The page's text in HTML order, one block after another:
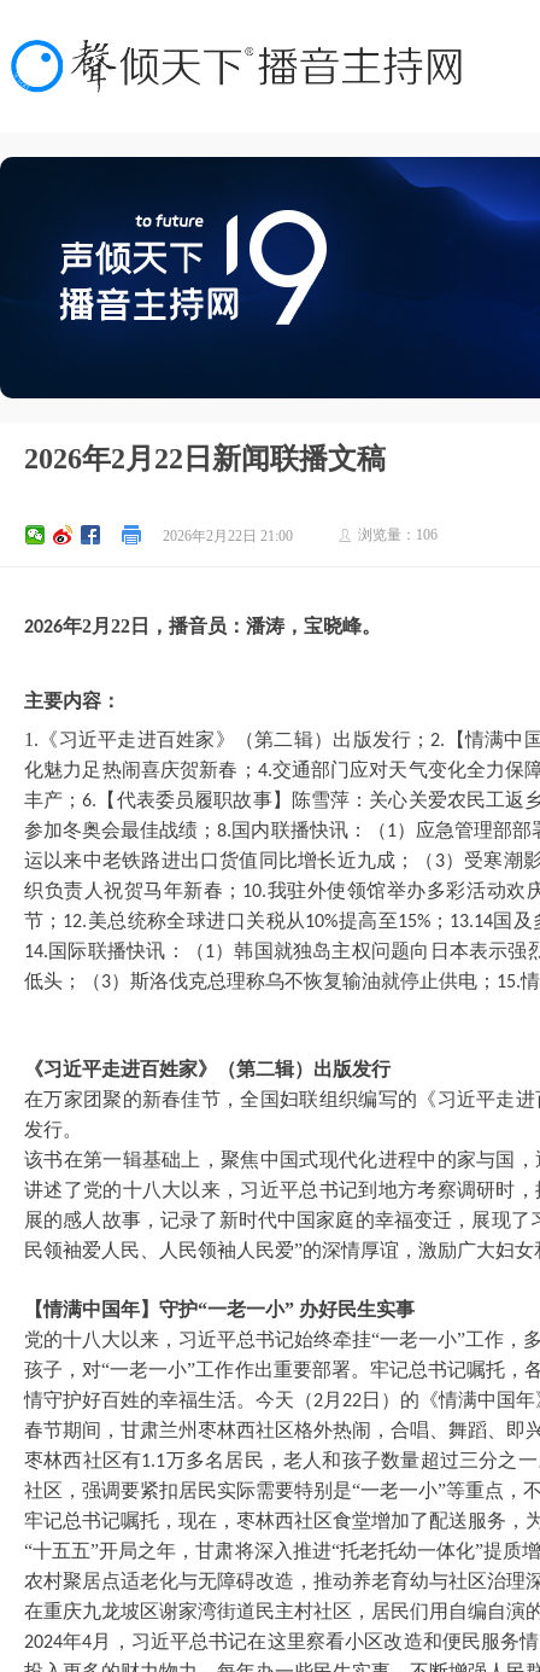
2026年2月22日新闻联播文稿
2026年2月22日 21:00 ꄑ 浏览量： 106
2026年2月 22 日，播音员： 潘涛 ， 宝晓峰。
主要内容：
1.《习近平走进百姓家》（第二辑）出版发行； 2.
【情满中
化魅力足热闹喜庆贺新春； 4.交通部门应对天气变化全力保
丰产；6.
【代表委员履职故事】陈雪萍：关心关爱农民工返
参加冬奥会最佳战绩；8.国内联播快讯：（1）应急管理部部
运以来中老铁路进出口货值同比增长近九成；（ 3）受寒潮
织负责人祝贺马年新春； 10.我驻外使领馆举办多彩活动欢
节； 12.美总统称全球进口关税从10%提高至15% ； 13.14国及
14.国际联播快讯：（1）韩国就独岛主权问题向日本表示强
低头；（3）斯洛伐克总理称乌不恢复输油就停止供电； 15.
《习近平走进百姓家》（第二辑）出版发行
在万家团聚的新春佳节，全国妇联组织编写的《习近平走
发行。
该书在第一辑基础上，聚焦中国式现代化进程中的家与国，
讲述了党的十八大以来，习近平总书记到地方考察调研时
展的感人故事，记录了新时代中国家庭的幸福变迁，展现
民领袖爱人民、人民领袖人民爱”的深情厚谊，激励广大妇
【情满中国年】守护“一老一小” 办好民生实事
党的十八大以来，习近平总书记始终牵挂“一老一小”工作，
孩子，对“一老一小”工作作出重要部署。牢记总书记嘱托，
情守护好百姓的幸福生活。今天（2月 22日）的《情满中国
春节期间，甘肃兰州枣林西社区格外热闹，合唱、舞蹈、即
枣林西社区有1.1万多名居民，老人和孩子数量超过三分之
社区，强调要紧扣居民实际需要特别是“一老一小”等重点，
牢记总书记嘱托，现在，枣林西社区食堂增加了配送服务，
“十五五”开局之年，甘肃将深入推进“托老托幼一体化”提质
农村聚居点适老化与无障碍改造，推动养老育幼与社区治理
在重庆九龙坡区谢家湾街道民主村社区，居民们用自编自演
2024年4月，习近平总书记在这里察看小区改造和便民服务